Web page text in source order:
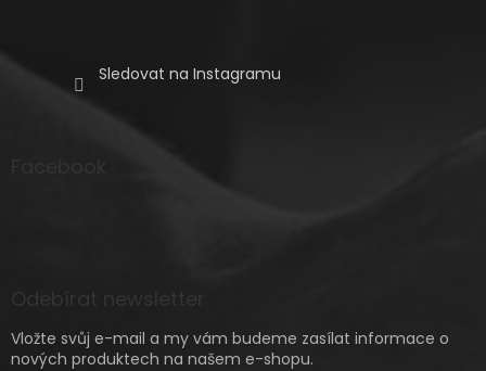
Sledovat na Instagramu
Vložte svůj e-mail a my vám budeme zasílat informace o
nových produktech na našem e-shopu.